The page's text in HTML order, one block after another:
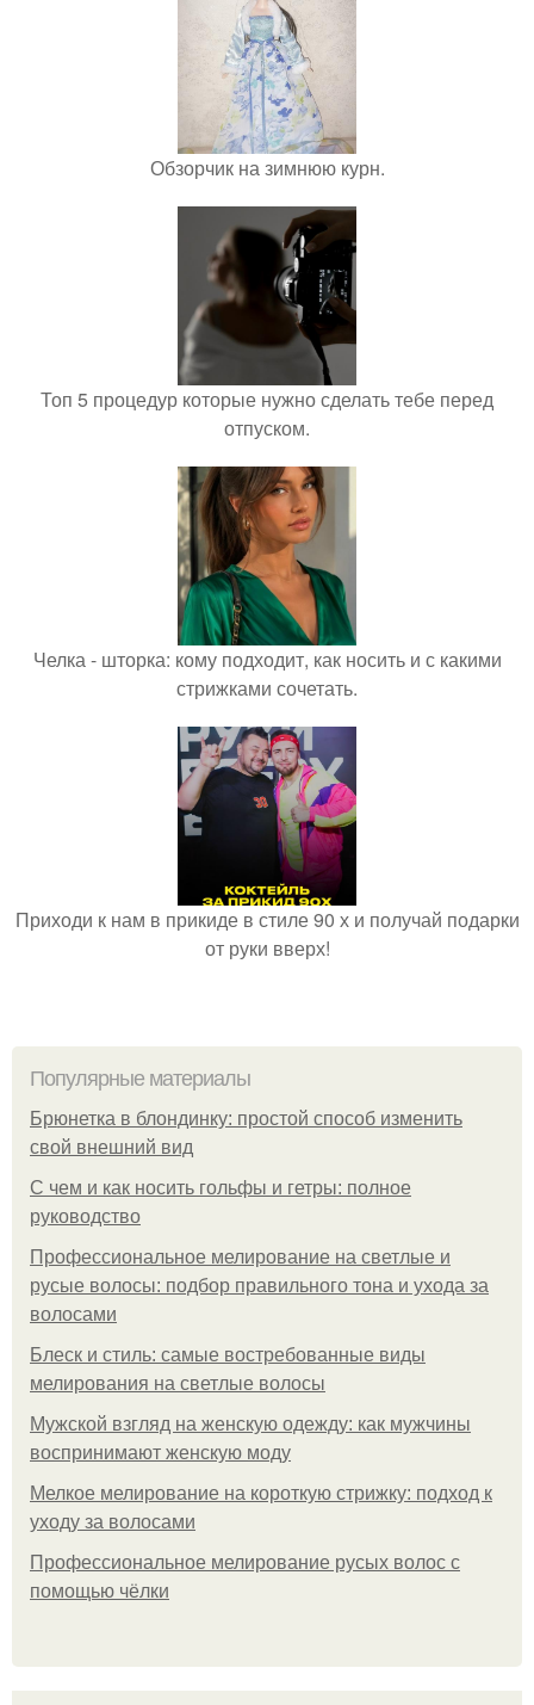
Обзорчик на зимнюю курн.
Топ 5 процедур которые нужно сделать тебе перед
отпуском.
Челка - шторка: кому подходит, как носить и с какими
стрижками сочетать.
Приходи к нам в прикиде в стиле 90 х и получай подарки
от руки вверх!
Популярные материалы
Брюнетка в блондинку: простой способ изменить
свой внешний вид
С чем и как носить гольфы и гетры: полное
руководство
Профессиональное мелирование на светлые и
русые волосы: подбор правильного тона и ухода за
волосами
Блеск и стиль: самые востребованные виды
мелирования на светлые волосы
Мужской взгляд на женскую одежду: как мужчины
воспринимают женскую моду
Мелкое мелирование на короткую стрижку: подход к
уходу за волосами
Профессиональное мелирование русых волос с
помощью чёлки